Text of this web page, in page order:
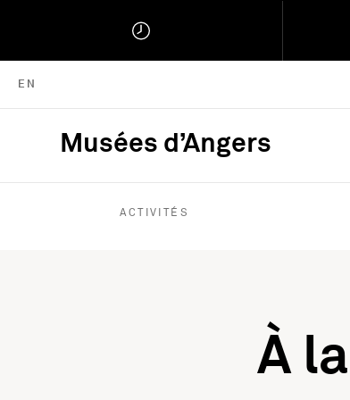
EN
Musées d’Angers
ACTIVITÉS
À